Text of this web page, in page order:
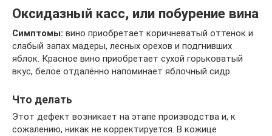
Оксидазный касс, или побурение вина
Симптомы: вино приобретает коричневатый оттенок и
слабый запах мадеры, лесных орехов и подгнивших
яблок. Красное вино приобретает сухой горьковатый
вкус, белое отдалённо напоминает яблочный сидр.
Что делать
Этот дефект возникает на этапе производства и, к
сожалению, никак не корректируется. В кожице